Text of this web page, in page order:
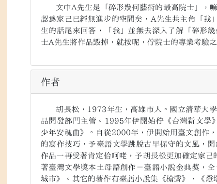
文中A先生是「碎形幾何藝術的最高院士」，
認為家己已經無進步的空間矣，
A先生共主角「我
生的話尾來回答，「我」並無去深入了解「碎形
士A先生將作品毀掉，就按呢，佇院士的專業考驗
作者
胡長松， 1973年生，高雄市人。國立清華大
品開發部門主管。 1995年伊開始佇《台灣新文學
少年安魂曲》。自從2000年，伊開始用臺文創作
的寫作技巧，予臺語文學跳脫古早保守的文風，
作品一再受著肯定佮呵咾，予胡長松更加確定家己
著臺灣文學獎本土母語創作－臺語小說金典獎，
城市》。其它的著作有臺語小說集《槍聲》、《燈